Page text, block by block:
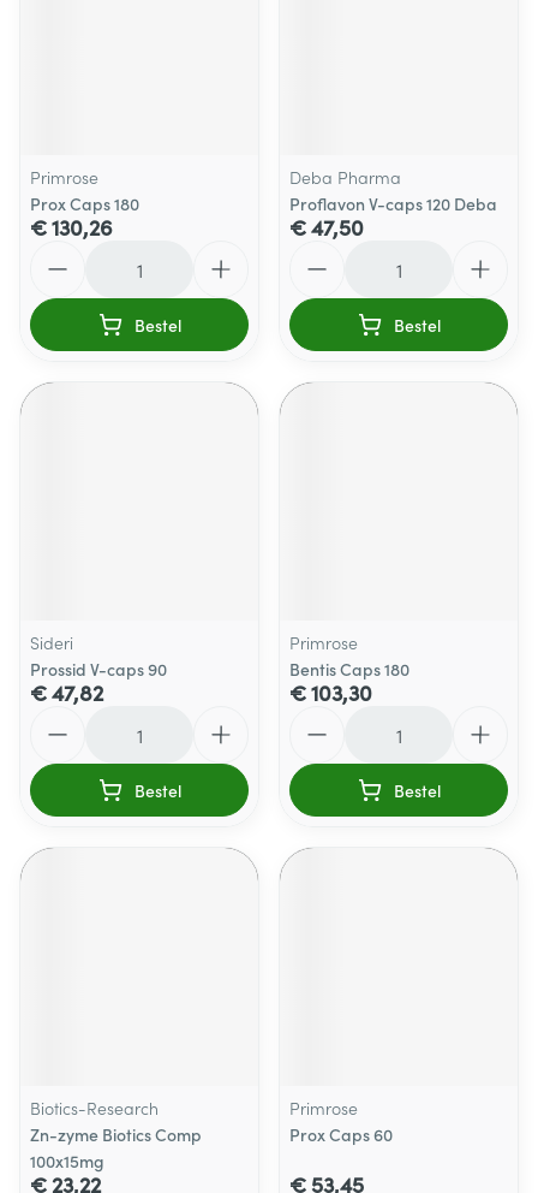
Primrose
Prox Caps 180
€ 130,26
Bestel
Deba Pharma
Proflavon V-caps 120 Deba
€ 47,50
Bestel
Sideri
Prossid V-caps 90
€ 47,82
Bestel
Primrose
Bentis Caps 180
€ 103,30
Bestel
Biotics-Research
Zn-zyme Biotics Comp
100x15mg
€ 23,22
Primrose
Prox Caps 60
€ 53,45